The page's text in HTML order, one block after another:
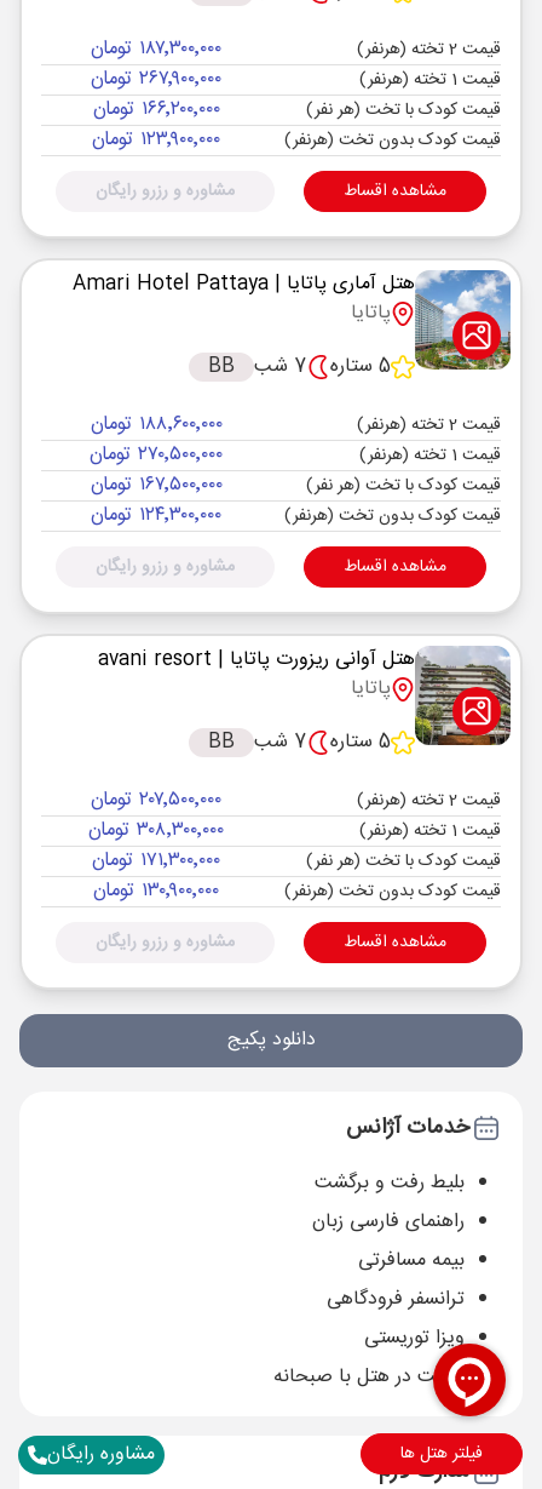
فیلتر هتل ها
قیمت 2 تخته (هرنفر) ۱۸۷٬۳۰۰٬۰۰۰ تومان
قیمت 1 تخته (هرنفر) ۲۶۷٬۹۰۰٬۰۰۰ تومان
قیمت کودک با تخت (هر نفر) ۱۶۶٬۲۰۰٬۰۰۰ تومان
قیمت کودک بدون تخت (هرنفر) ۱۲۳٬۹۰۰٬۰۰۰ تومان
مشاهده اقساط مشاوره و رزرو رایگان
هتل آماری پاتایا | Amari Hotel Pattaya
پاتایا
5 ستاره
7 شب BB
قیمت 2 تخته (هرنفر) ۱۸۸٬۶۰۰٬۰۰۰ تومان
قیمت 1 تخته (هرنفر) ۲۷۰٬۵۰۰٬۰۰۰ تومان
قیمت کودک با تخت (هر نفر) ۱۶۷٬۵۰۰٬۰۰۰ تومان
قیمت کودک بدون تخت (هرنفر) ۱۲۴٬۳۰۰٬۰۰۰ تومان
مشاهده اقساط مشاوره و رزرو رایگان
هتل آوانی ریزورت پاتایا | avani resort
پاتایا
5 ستاره
7 شب BB
قیمت 2 تخته (هرنفر) ۲۰۷٬۵۰۰٬۰۰۰ تومان
قیمت 1 تخته (هرنفر) ۳۰۸٬۳۰۰٬۰۰۰ تومان
قیمت کودک با تخت (هر نفر) ۱۷۱٬۳۰۰٬۰۰۰ تومان
قیمت کودک بدون تخت (هرنفر) ۱۳۰٬۹۰۰٬۰۰۰ تومان
مشاهده اقساط مشاوره و رزرو رایگان
دانلود پکیج
خدمات آژانس
بلیط رفت و برگشت
راهنمای فارسی زبان
بیمه مسافرتی
ترانسفر فرودگاهی
ویزا توریستی
اقامت در هتل با صبحانه
مدارک لازم مشاوره رایگان